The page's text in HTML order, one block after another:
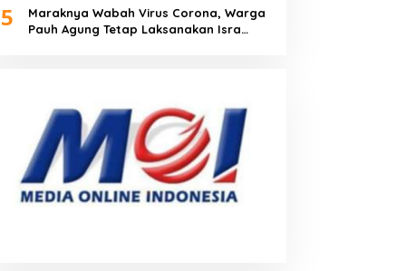
5
Maraknya Wabah Virus Corona, Warga
Pauh Agung Tetap Laksanakan Isra